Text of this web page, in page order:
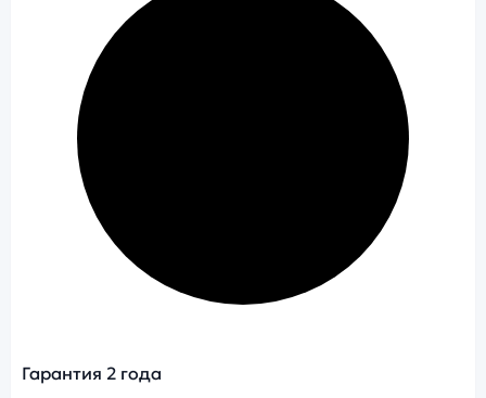
Гарантия 2 года